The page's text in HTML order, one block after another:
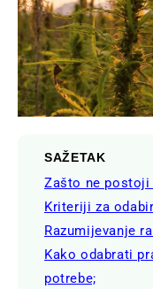
SAŽETAK
Zašto ne postoji
Kriteriji za
Razumijevanje
Kako odabrati
potrebe;